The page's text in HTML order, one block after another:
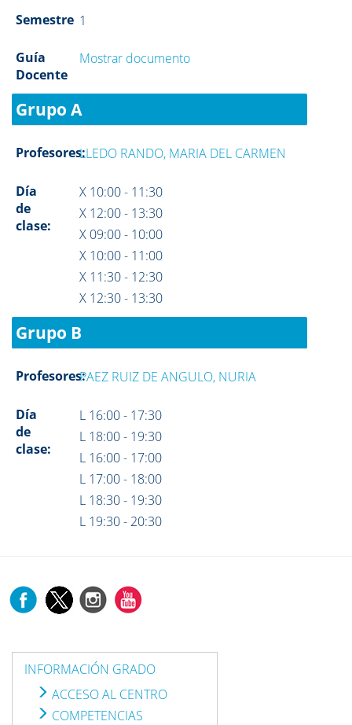
Semestre 1
Guía
Docente
Mostrar documento
Grupo A
Profesores:LLEDO RANDO, MARIA DEL CARMEN
Día
de
clase:
X 10:00 - 11:30
X 12:00 - 13:30
X 09:00 - 10:00
X 10:00 - 11:00
X 11:30 - 12:30
X 12:30 - 13:30
Grupo B
Profesores:PAEZ RUIZ DE ANGULO, NURIA
Día
de
clase:
L 16:00 - 17:30
L 18:00 - 19:30
L 16:00 - 17:00
L 17:00 - 18:00
L 18:30 - 19:30
L 19:30 - 20:30
INFORMACIÓN GRADO
ACCESO AL CENTRO
COMPETENCIAS